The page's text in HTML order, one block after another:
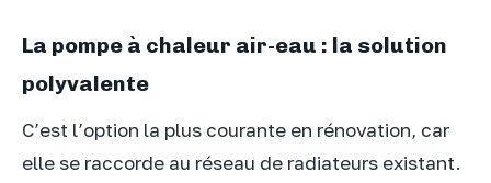
La pompe à chaleur air-eau : la solution
polyvalente
C’est l’option la plus courante en rénovation, car
elle se raccorde au réseau de radiateurs existant.